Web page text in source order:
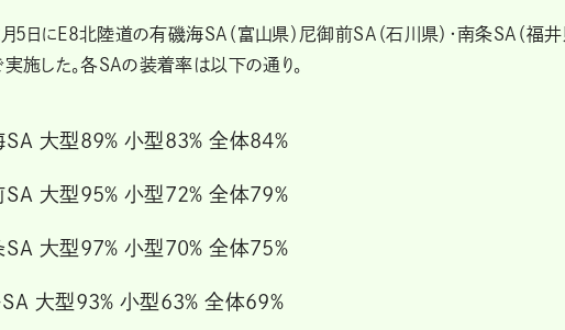
5日にE8北陸道の有磯海SA（富山県）尼御前SA（石川県）・南条SA（福井
施した。各SAの装着率は以下の通り。
SA 大型89% 小型83％ 全体84％
SA 大型95% 小型72％ 全体79％
大型97% 小型70％ 全体75％
SA 大型93% 小型63％ 全体69％